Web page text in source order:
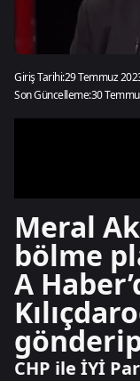
Giriş Tarihi:29 Temmuz
Son Güncelleme:30
Meral
bölme
A
CHP ile İYİ